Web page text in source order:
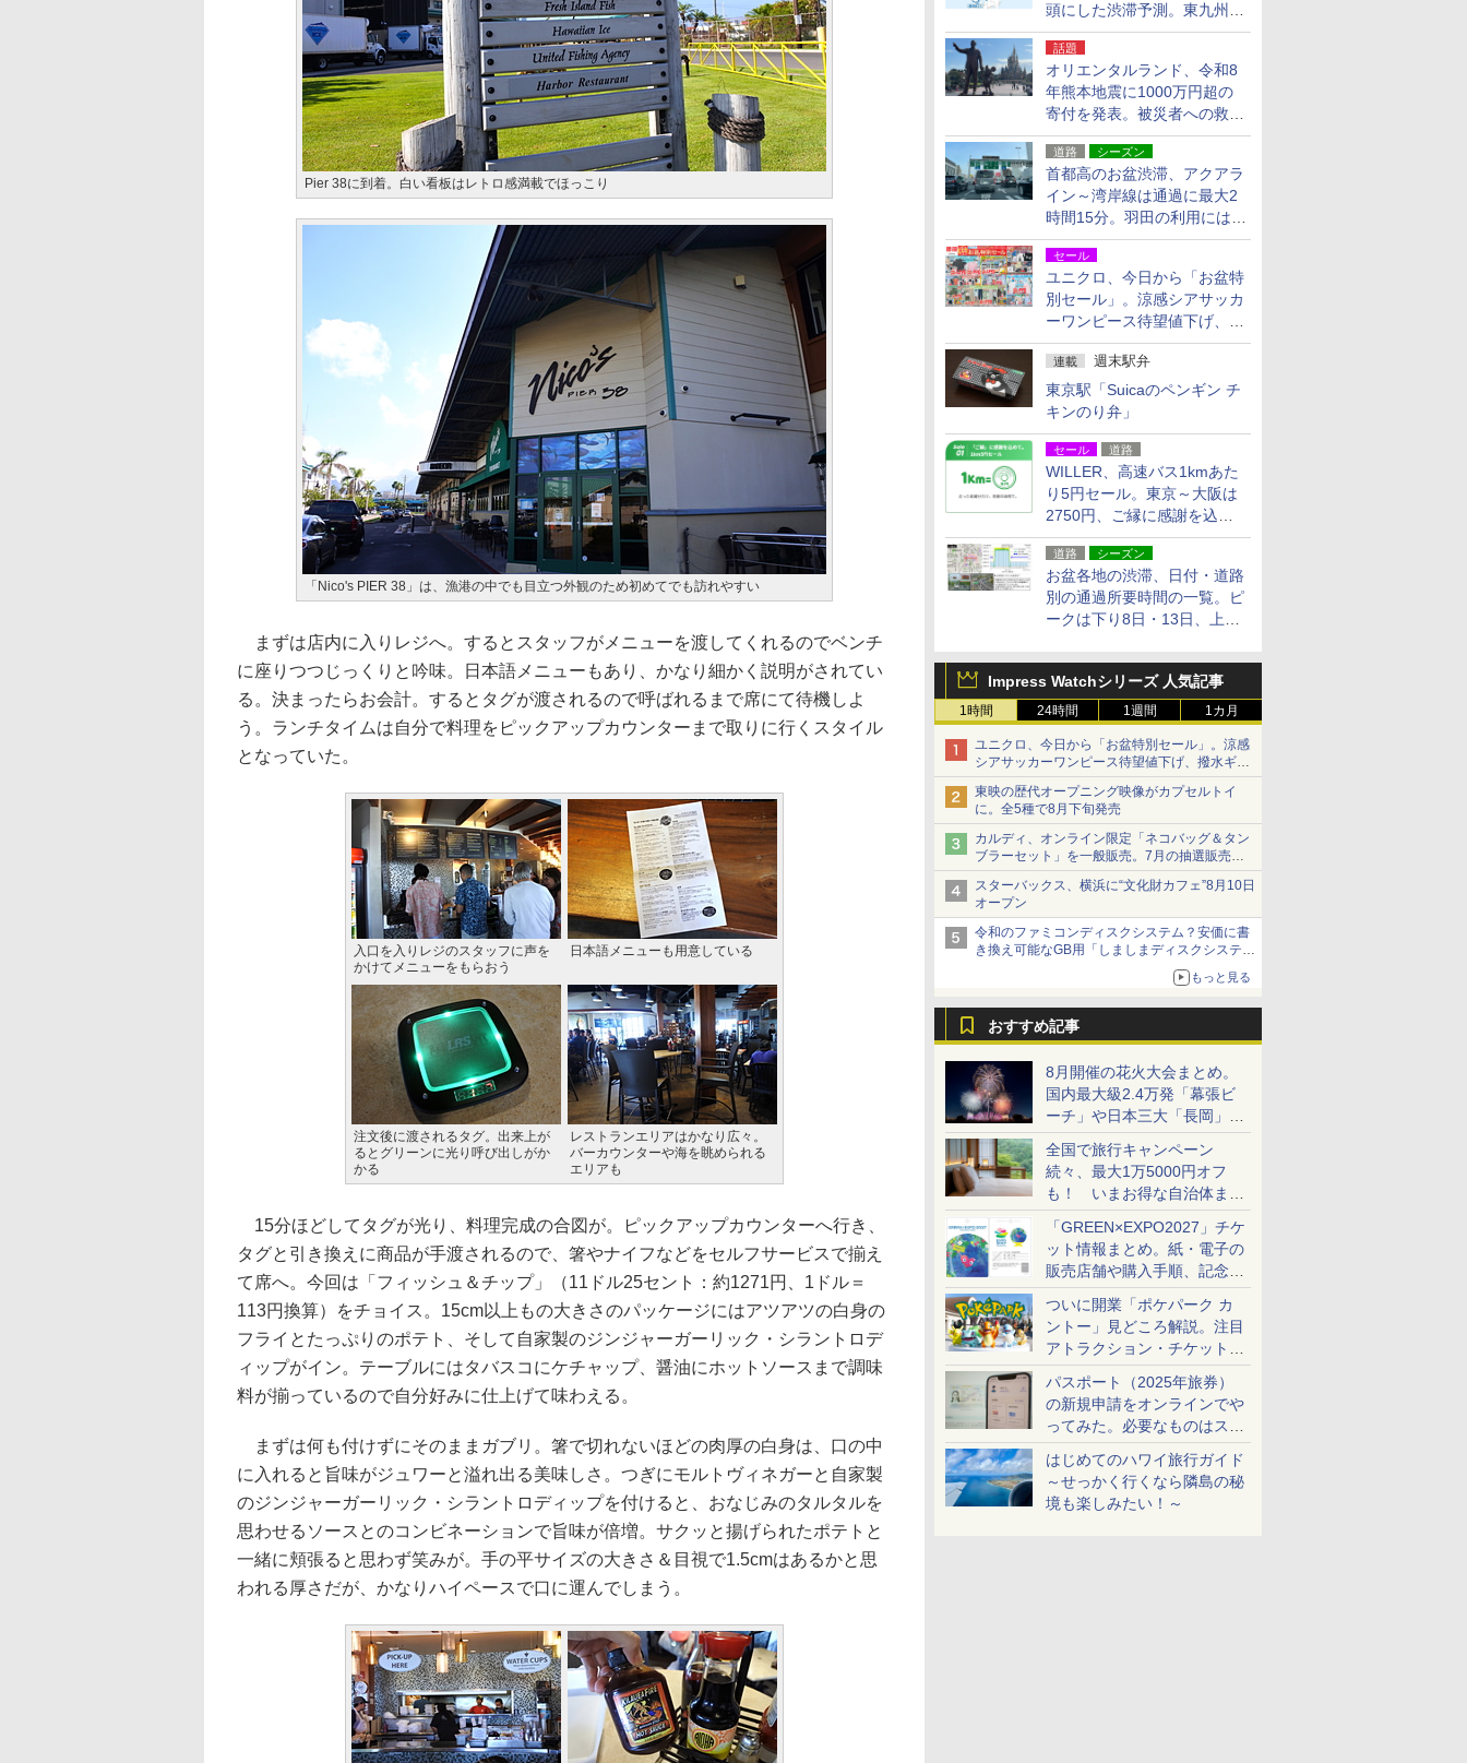
頭にした渋滞予測。東九州道
への迂回は料金調整を実施
話題
オリエンタルランド、令和8
年熊本地震に1000万円超の
寄付を発表。被災者への救援
活動・復旧支援
道路 シーズン
首都高のお盆渋滞、アクアラ
イン～湾岸線は通過に最大2
時間15分。羽田の利用には
「空港西出口」の利用検討を
セール
ユニクロ、今日から「お盆特
別セール」。涼感シアサッカ
ーワンピース待望値下げ、撥
水ギアショーツは1990円に
連載 週末駅弁
東京駅「Suicaのペンギン チ
キンのり弁」
セール 道路
WILLER、高速バス1kmあた
り5円セール。東京～大阪は
2750円、ご縁に感謝を込め
た20周年記念キャンペーン
道路 シーズン
お盆各地の渋滞、日付・道路
別の通過所要時間の一覧。ピ
ークは下り8日・13日、上り
Impress Watchシリーズ 人気記事
1時間 24時間 1週間 1カ月
ユニクロ、今日から「お盆特別セール」。涼感
シアサッカーワンピース待望値下げ、撥水ギア
ショーツは1990円に
東映の歴代オープニング映像がカプセルトイ
に。全5種で8月下旬発売
カルディ、オンライン限定「ネコバッグ＆タン
ブラーセット」を一般販売。7月の抽選販売の
当選無効分
スターバックス、横浜に“文化財カフェ”8月10日
オープン
令和のファミコンディスクシステム？安価に書
き換え可能なGB用「しましまディスクシステ
もっと見る
おすすめ記事
8月開催の花火大会まとめ。
国内最大級2.4万発「幕張ビ
ーチ」や日本三大「長岡」な
ど大型イベント目白押し！
全国で旅行キャンペーン
続々、最大1万5000円オフ
も！ いまお得な自治体まと
め
「GREEN×EXPO2027」チケ
ット情報まとめ。紙・電子の
販売店舗や購入手順、記念チ
ケットも解説
ついに開業「ポケパーク カ
ントー」見どころ解説。注目
アトラクション・チケット手
配・来場前に必要な準備は？
パスポート（2025年旅券）
の新規申請をオンラインでや
ってみた。必要なものはスマ
ホとマイナカードのみ
はじめてのハワイ旅行ガイド
～せっかく行くなら隣島の秘
境も楽しみたい！～
Pier 38に到着。白い看板はレトロ感満載でほっこり
「Nico's PIER 38」は、漁港の中でも目立つ外観のため初めてでも訪れやすい
まずは店内に入りレジへ。するとスタッフがメニューを渡してくれるのでベンチ
に座りつつじっくりと吟味。日本語メニューもあり、かなり細かく説明がされてい
る。決まったらお会計。するとタグが渡されるので呼ばれるまで席にて待機しよ
う。ランチタイムは自分で料理をピックアップカウンターまで取りに行くスタイル
となっていた。
入口を入りレジのスタッフに声を
かけてメニューをもらおう
日本語メニューも用意している
注文後に渡されるタグ。出来上が
るとグリーンに光り呼び出しがか
かる
レストランエリアはかなり広々。
バーカウンターや海を眺められる
エリアも
15分ほどしてタグが光り、料理完成の合図が。ピックアップカウンターへ行き、
タグと引き換えに商品が手渡されるので、箸やナイフなどをセルフサービスで揃え
て席へ。今回は「フィッシュ＆チップ」（11ドル25セント：約1271円、1ドル＝
113円換算）をチョイス。15cm以上もの大きさのパッケージにはアツアツの白身の
フライとたっぷりのポテト、そして自家製のジンジャーガーリック・シラントロデ
ィップがイン。テーブルにはタバスコにケチャップ、醤油にホットソースまで調味
料が揃っているので自分好みに仕上げて味わえる。
まずは何も付けずにそのままガブリ。箸で切れないほどの肉厚の白身は、口の中
に入れると旨味がジュワーと溢れ出る美味しさ。つぎにモルトヴィネガーと自家製
のジンジャーガーリック・シラントロディップを付けると、おなじみのタルタルを
思わせるソースとのコンビネーションで旨味が倍増。サクッと揚げられたポテトと
一緒に頬張ると思わず笑みが。手の平サイズの大きさ＆目視で1.5cmはあるかと思
われる厚さだが、かなりハイペースで口に運んでしまう。